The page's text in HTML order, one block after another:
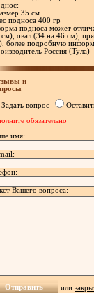
35 см
подноса 400 гр
подноса может
см), овал (34 на 46 см),
более подробную
Россия (Тула)
и
Задать вопрос
обязательно
имя:
Вашего вопроса:
или